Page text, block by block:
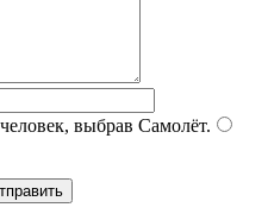
выбрав Самолёт.